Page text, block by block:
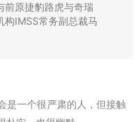
前原捷豹路虎与奇瑞
构IMSS常务副总裁马
是一个很严肃的人，但接触